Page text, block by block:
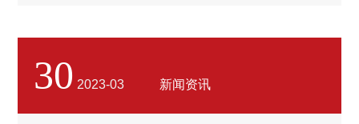
格通常也更高。...
30 2023-03 新闻资讯